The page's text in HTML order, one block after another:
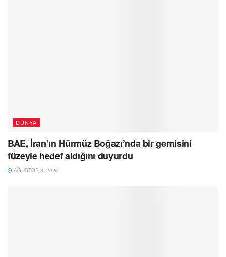
DÜNYA
BAE, İran’ın Hürmüz Boğazı’nda bir gemisini
füzeyle hedef aldığını duyurdu
AĞUSTOS 8, 2026